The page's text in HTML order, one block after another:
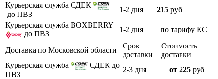
Курьерская служба СДЕК
до ПВЗ
1-2 дня 215 руб
Курьерская служба BOXBERRY
до ПВЗ
1-2 дня по тарифу КС
Доставка по Московской области
Срок
доставки
Стоимость
доставки
Курьерская служба
СДЕК до
ПВЗ
2-3 дня от 225 руб